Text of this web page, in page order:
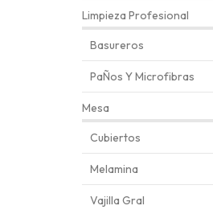
Limpieza Profesional
Basureros
PaÑos Y Microfibras
Mesa
Cubiertos
Melamina
Vajilla Gral